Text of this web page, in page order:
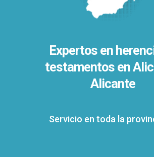
Expertos en
testamentos en
Alicante
Servicio en toda la